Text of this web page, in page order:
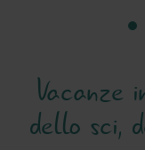
Vacanze
dello sci,